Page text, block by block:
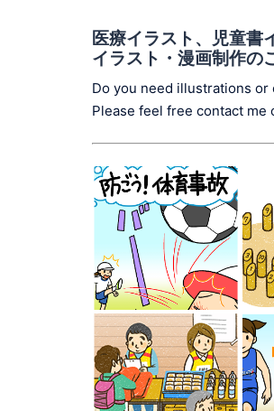
医療イラスト、児童書
イラスト・漫画制作の
Do you need illustrations
Please feel free contact me
ショート動画
『防ごう！体
育事故』
児童書イラス
ト『アクティ
ブ！家庭科』